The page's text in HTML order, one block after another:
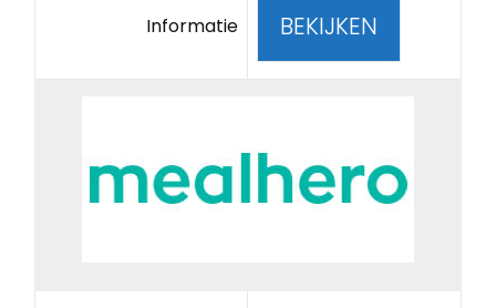
Informatie BEKIJKEN